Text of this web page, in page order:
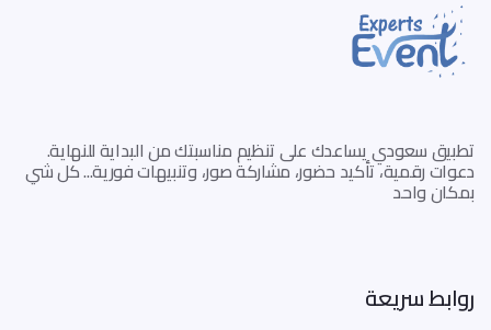
تطبيق سعودي يساعدك على تنظيم مناسبتك من البداية للنهاية.
دعوات رقمية، تأكيد حضور، مشاركة صور، وتنبيهات فورية... كل شي
بمكان واحد
روابط سريعة